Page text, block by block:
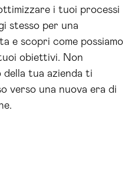
i tuoi processi
stesso per una
e scopri come possiamo
obiettivi. Non
tua azienda ti
verso una nuova era di